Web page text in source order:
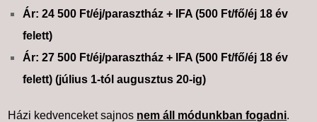
Ár: 24 500 Ft/éj/parasztház + IFA (500 Ft/fő/éj 18 év
felett)
Ár: 27 500 Ft/éj/parasztház + IFA (500 Ft/fő/éj 18 év
felett) (július 1-tól augusztus 20-ig)
Házi kedvenceket sajnos nem áll módunkban fogadni.